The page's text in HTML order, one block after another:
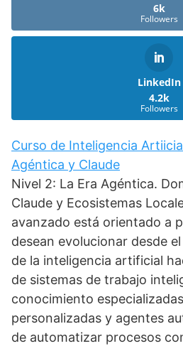
6k
Followers
LinkedIn
4.2k
Followers
Curso de Inteligencia
Agéntica y Claude
Nivel 2: La Era Agéntica.
Claude y Ecosistemas
avanzado está orientado a
desean evolucionar desde
de la inteligencia artificial
de sistemas de trabajo
conocimiento
personalizadas y agentes
de automatizar procesos